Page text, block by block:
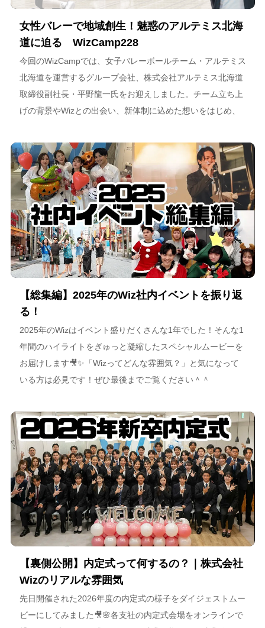
女性バレーで地域創生！魅惑のアルテミス北海
道に迫る WizCamp228
今回のWizCampでは、女子バレーボールチーム・アルテミス
北海道を運営するグループ会社、株式会社アルテミス北海道
取締役副社長・平野龍一氏をお迎えしました。チーム立ち上
げの背景やWizとの出会い、新体制に込めた想いをはじめ、
海道が描く今後のビジョンについて語っています。
【総集編】2025年のWiz社内イベントを振り返
る！
2025年のWizはイベント盛りだくさんな1年でした！そんな1
年間のハイライトをぎゅっと凝縮したスペシャルムービーを
お届けします🎥✨「Wizってどんな雰囲気？」と気になって
いる方は必見です！ぜひ最後までご覧ください＾＾
【裏側公開】内定式って何するの？｜株式会社
Wizのリアルな雰囲気
先日開催された2026年度の内定式の様子をダイジェストムー
ビーにしてみました🎥🌸各支社の内定式会場をオンラインで